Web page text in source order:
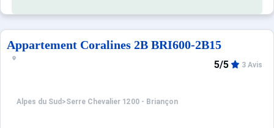
Appartement Coralines 2B BRI600-2B15
Alpes du Sud >Serre Chevalier 1200 - Briançon
5/5 3 Avis